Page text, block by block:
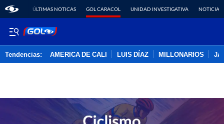
ÚLTIMAS NOTICAS GOL CARACOL UNIDAD INVESTIGATIVA NOTICIAS
Tendencias: AMERICA DE CALI LUIS DÍAZ MILLONARIOS